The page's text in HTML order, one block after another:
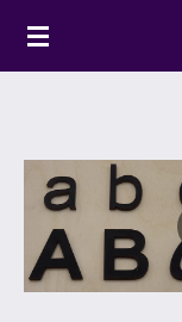
Ga
hoofdinhoud